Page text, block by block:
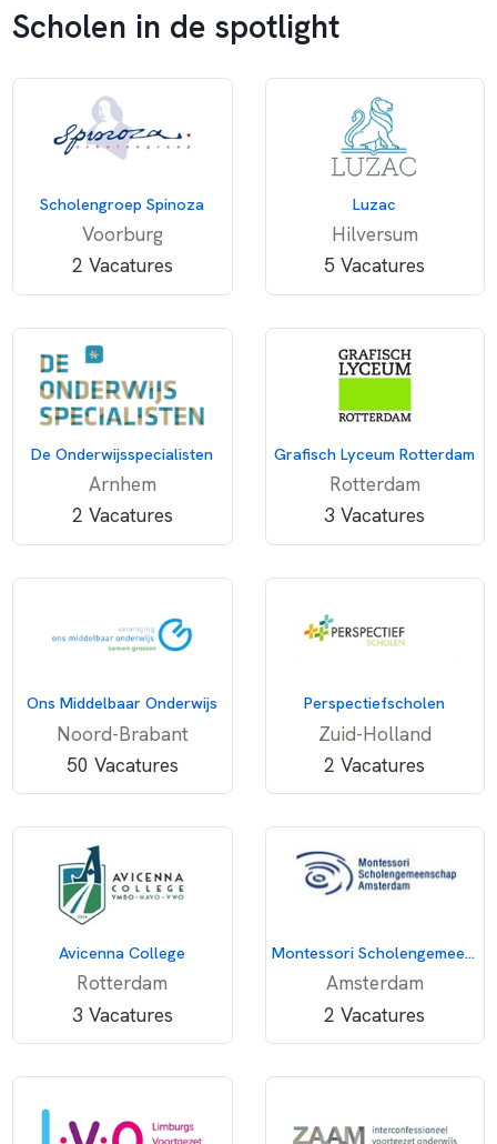
Scholen in de spotlight
Scholengroep Spinoza
Voorburg
2 Vacatures
Luzac
Hilversum
5 Vacatures
De Onderwijsspecialisten
Arnhem
2 Vacatures
Grafisch Lyceum Rotterdam
Rotterdam
3 Vacatures
Ons Middelbaar Onderwijs
Noord-Brabant
50 Vacatures
Perspectiefscholen
Zuid-Holland
2 Vacatures
Avicenna College
Rotterdam
3 Vacatures
Montessori Scholengemeenschap Amsterdam
Amsterdam
2 Vacatures